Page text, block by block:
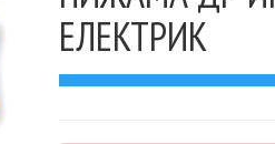
ЕЛЕКТРИК